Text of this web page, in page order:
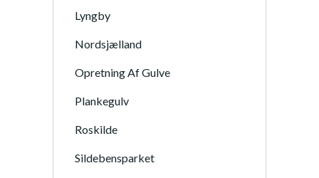
Lyngby
Nordsjælland
Opretning Af Gulve
Plankegulv
Roskilde
Sildebensparket